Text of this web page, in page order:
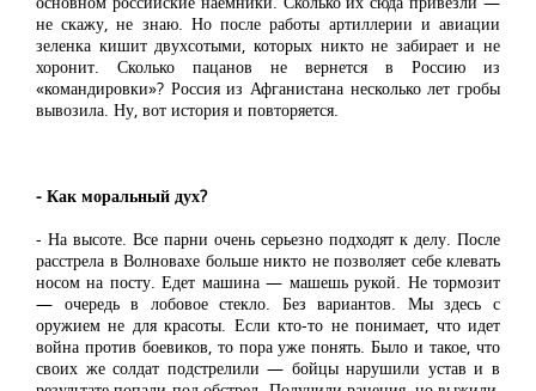
не скажу, не знаю. Но после работы артиллерии и авиации
зеленка кишит двухсотыми, которых никто не забирает и не
хоронит. Сколько пацанов не вернется в Россию из
«командировки»? Россия из Афганистана несколько лет гробы
вывозила. Ну, вот история и повторяется.
- Как моральный дух?
- На высоте. Все парни очень серьезно подходят к делу. После
расстрела в Волновахе больше никто не позволяет себе клевать
носом на посту. Едет машина — машешь рукой. Не тормозит
— очередь в лобовое стекло. Без вариантов. Мы здесь с
оружием не для красоты. Если кто-то не понимает, что идет
война против боевиков, то пора уже понять. Было и такое, что
своих же солдат подстрелили — бойцы нарушили устав и в